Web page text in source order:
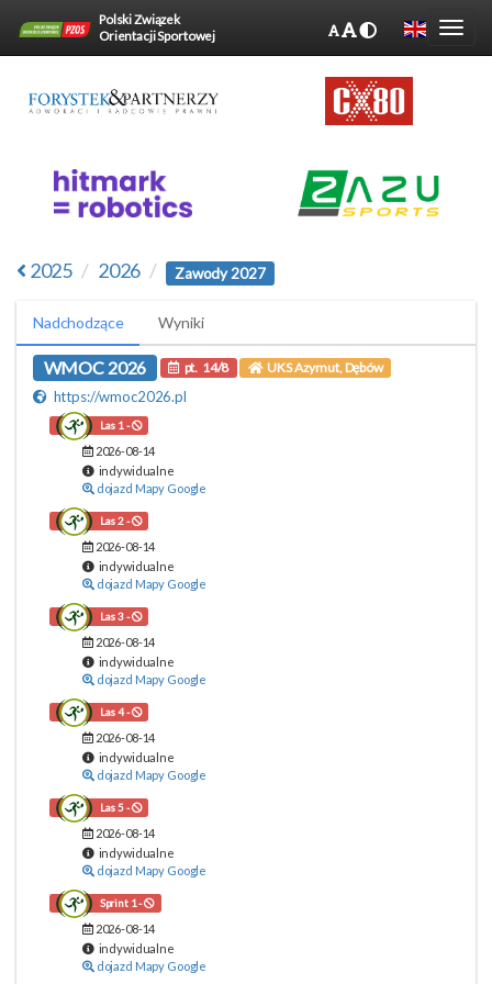
Polski Związek
Orientacji Sportowej
2025 2026 Zawody 2027
Nadchodzące Wyniki
WMOC 2026 pt. 14/8 UKS Azymut, Dębów
https://wmoc2026.pl
Las 1 -
2026-08-14
indywidualne
dojazd Mapy Google
Las 2 -
2026-08-14
indywidualne
dojazd Mapy Google
Las 3 -
2026-08-14
indywidualne
dojazd Mapy Google
Las 4 -
2026-08-14
indywidualne
dojazd Mapy Google
Las 5 -
2026-08-14
indywidualne
dojazd Mapy Google
Sprint 1 -
2026-08-14
indywidualne
dojazd Mapy Google